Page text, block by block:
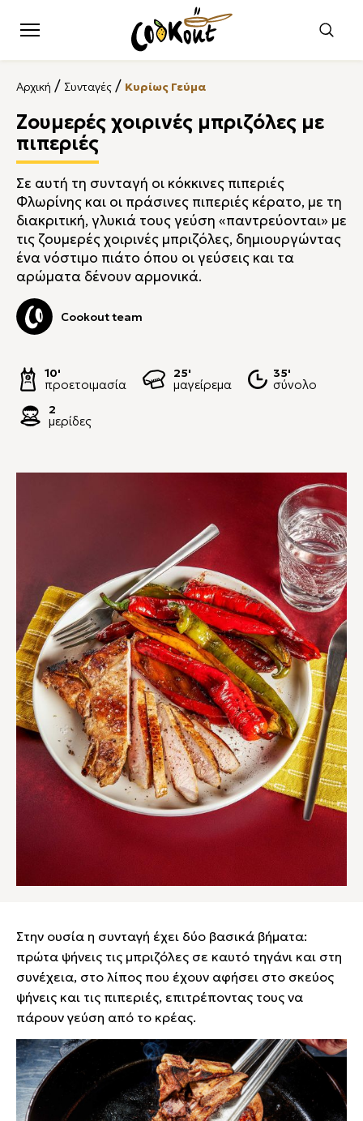
Αρχική / Συνταγές / Κυρίως Γεύμα
Ζουμερές χοιρινές μπριζόλες με
πιπεριές
Σε αυτή τη συνταγή οι κόκκινες πιπεριές
Φλωρίνης και οι πράσινες πιπεριές κέρατο, με τη
διακριτική, γλυκιά τους γεύση «παντρεύονται» με
τις ζουμερές χοιρινές μπριζόλες, δημιουργώντας
ένα νόστιμο πιάτο όπου οι γεύσεις και τα
αρώματα δένουν αρμονικά.
Cookout team
10'
προετοιμασία
25'
μαγείρεμα
35'
σύνολο
2
μερίδες
Στην ουσία η συνταγή έχει δύο βασικά βήματα:
πρώτα ψήνεις τις μπριζόλες σε καυτό τηγάνι και στη
συνέχεια, στο λίπος που έχουν αφήσει στο σκεύος
ψήνεις και τις πιπεριές, επιτρέποντας τους να
πάρουν γεύση από το κρέας.